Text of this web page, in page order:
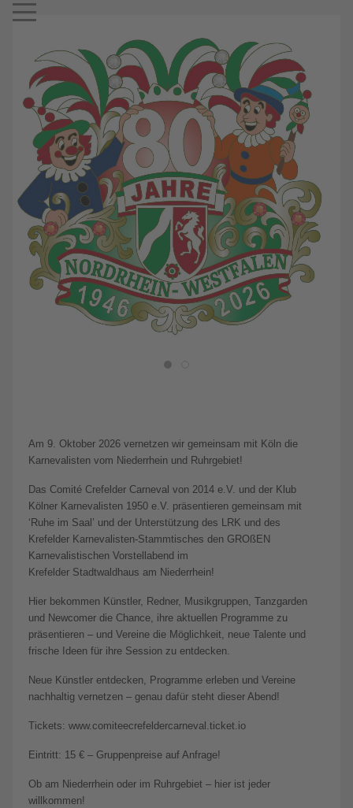
Mobile Menu Toggle
Am 9. Oktober 2026 vernetzen wir gemeinsam mit Köln die
Karnevalisten vom Niederrhein und Ruhrgebiet!
Das Comité Crefelder Carneval von 2014 e.V. und der Klub
Kölner Karnevalisten 1950 e.V. präsentieren gemeinsam mit
‘Ruhe im Saal’ und der Unterstützung des LRK und des
Krefelder Karnevalisten-Stammtisches den GROßEN
Karnevalistischen Vorstellabend im
Krefelder Stadtwaldhaus am Niederrhein!
Hier bekommen Künstler, Redner, Musikgruppen, Tanzgarden
und Newcomer die Chance, ihre aktuellen Programme zu
präsentieren – und Vereine die Möglichkeit, neue Talente und
frische Ideen für ihre Session zu entdecken.
Neue Künstler entdecken, Programme erleben und Vereine
nachhaltig vernetzen – genau dafür steht dieser Abend!
Tickets: www.comiteecrefeldercarneval.ticket.io
Eintritt: 15 € – Gruppenpreise auf Anfrage!
Ob am Niederrhein oder im Ruhrgebiet – hier ist jeder
willkommen!